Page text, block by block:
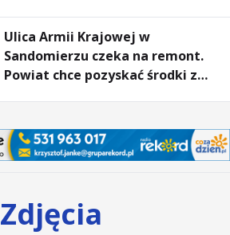
Pieszym „Tam Gdzie Pieprz
Rośnie”
Ulica Armii Krajowej w
Sandomierzu czeka na remont.
Powiat chce pozyskać środki z
Zdjęcia